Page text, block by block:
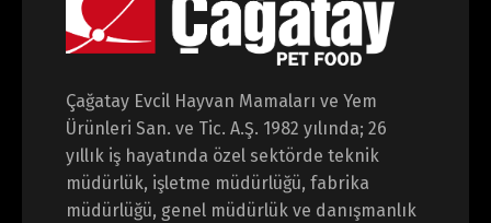
Çağatay Evcil Hayvan Mamaları ve Yem
Ürünleri San. ve Tic. A.Ş. 1982 yılında; 26
yıllık iş hayatında özel sektörde teknik
müdürlük, işletme müdürlüğü, fabrika
müdürlüğü, genel müdürlük ve danışmanlık